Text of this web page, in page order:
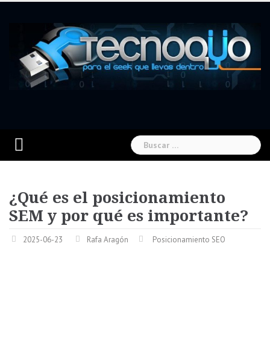
Skip
Buscar:
¿Qué es el posicionamiento
SEM y por qué es importante?
2025-06-23 Rafa Aragón Posicionamiento SEO